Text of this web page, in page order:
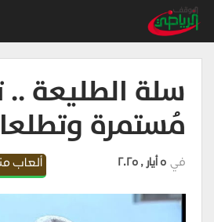
سلة الطليعة ..
مُستمرة
ألعاب في 5 أيار , 2025